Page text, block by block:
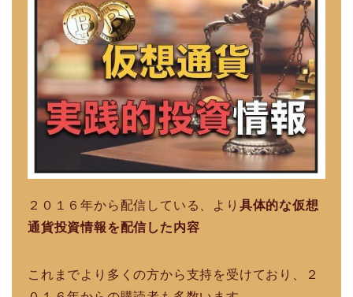
２０１６年から配信している、より 具体的な仮想
通貨投資情報を配信した内容
これまでより多くの方から支持を受けており、２